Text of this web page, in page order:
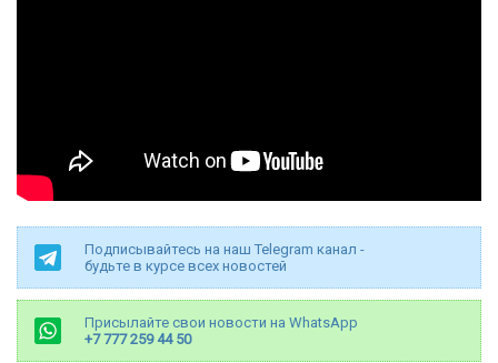
Подписывайтесь на наш Telegram канал -
будьте в курсе всех новостей
Присылайте свои новости на WhatsApp
+7 777 259 44 50